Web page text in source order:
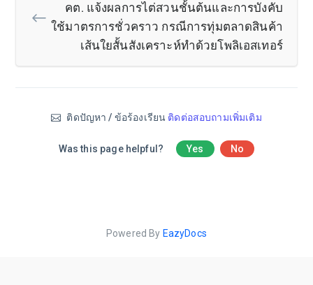
คต. แจ้งผลการไต่สวนชั้นต้นและการบังคับ
ใช้มาตรการชั่วคราว กรณีการทุ่มตลาดสินค้า
เส้นใยสั้นสังเคราะห์ทำด้วยโพลิเอสเทอร์
ติดปัญหา / ข้อร้องเรียน ติดต่อสอบถามเพิ่มเติม
Was this page helpful? Yes No
Powered By EazyDocs